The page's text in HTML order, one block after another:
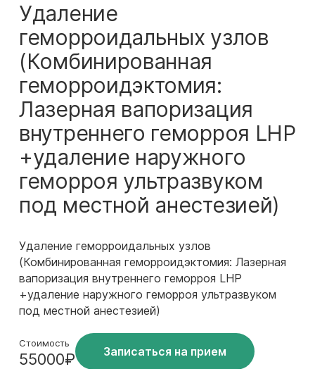
Удаление
геморроидальных узлов
(Комбинированная
геморроидэктомия:
Лазерная вапоризация
внутреннего геморроя LHP
+удаление наружного
геморроя ультразвуком
под местной анестезией)
Удаление геморроидальных узлов
(Комбинированная геморроидэктомия: Лазерная
вапоризация внутреннего геморроя LHP
+удаление наружного геморроя ультразвуком
под местной анестезией)
Стоимость
55000₽ Записаться на прием